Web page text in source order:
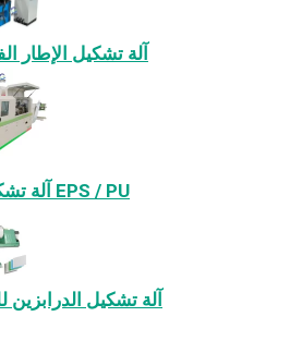
آلة تشكيل الإطار
آلة تشكيل ساندويتش EPS / PU
آلة تشكيل